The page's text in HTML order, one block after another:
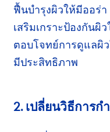
ฟื้นบำรุงผิวให้มีออร่า
เสริมเกราะป้องกัน
ตอบโจทย์การดูแลผิว
มีประสิทธิภาพ
2. เปลี่ยนวิธีการ